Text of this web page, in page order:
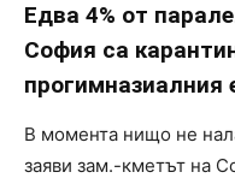
Едва 4% от
София са
прогимназиалния
В момента нищо не
заяви зам.-кметът на